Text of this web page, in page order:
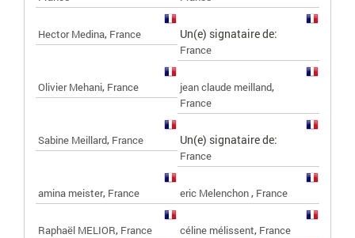
Hector Medina, France Un(e) signataire de:
France
Olivier Mehani, France jean claude meilland,
France
Sabine Meillard, France Un(e) signataire de:
France
amina meister, France eric Melenchon, France
Raphaël MELIOR, France céline mélissent, France